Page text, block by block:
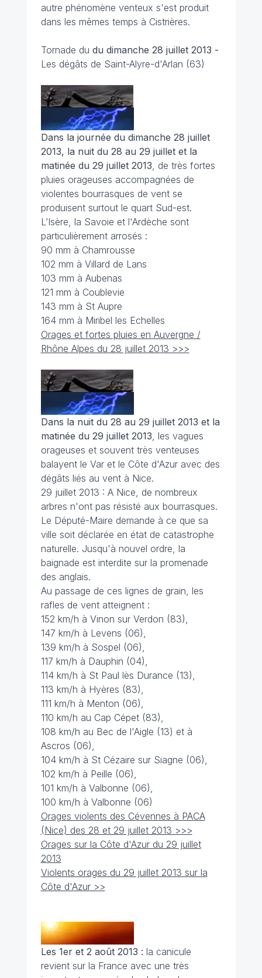
autre phénomène venteux s'est produit
dans les mêmes temps à Cistrières.
Tornade du du dimanche 28 juillet 2013 -
Les dégâts de Saint-Alyre-d'Arlan (63)
Dans la journée du dimanche 28 juillet
2013, la nuit du 28 au 29 juillet et la
matinée du 29 juillet 2013, de très fortes
pluies orageuses accompagnées de
violentes bourrasques de vent se
produisent surtout le quart Sud-est.
L’Isère, la Savoie et l'Ardèche sont
particulièrement arrosés :
90 mm à Chamrousse
102 mm à Villard de Lans
103 mm à Aubenas
121 mm à Coublevie
143 mm à St Aupre
164 mm à Miribel les Echelles
Orages et fortes pluies en Auvergne /
Rhône Alpes du 28 juillet 2013 >>>
Dans la nuit du 28 au 29 juillet 2013 et la
matinée du 29 juillet 2013, les vagues
orageuses et souvent très venteuses
balayent le Var et le Côte d'Azur avec des
dégâts liés au vent à Nice.
29 juillet 2013 : A Nice, de nombreux
arbres n'ont pas résisté aux bourrasques.
Le Député-Maire demande à ce que sa
ville soit déclarée en état de catastrophe
naturelle. Jusqu'à nouvel ordre, la
baignade est interdite sur la promenade
des anglais.
Au passage de ces lignes de grain, les
rafles de vent atteignent :
152 km/h à Vinon sur Verdon (83),
147 km/h à Levens (06),
139 km/h à Sospel (06),
117 km/h à Dauphin (04),
114 km/h à St Paul lès Durance (13),
113 km/h à Hyères (83),
111 km/h à Menton (06),
110 km/h au Cap Cépet (83),
108 km/h au Bec de l'Aigle (13) et à
Ascros (06),
104 km/h à St Cézaire sur Siagne (06),
102 km/h à Peille (06),
101 km/h à Valbonne (06),
100 km/h à Valbonne (06)
Orages violents des Cévennes à PACA
(Nice) des 28 et 29 juillet 2013 >>>
Orages sur la Côte d'Azur du 29 juillet
2013
Violents orages du 29 juillet 2013 sur la
Côte d'Azur >>
Les 1er et 2 août 2013 : la canicule
revient sur la France avec une très